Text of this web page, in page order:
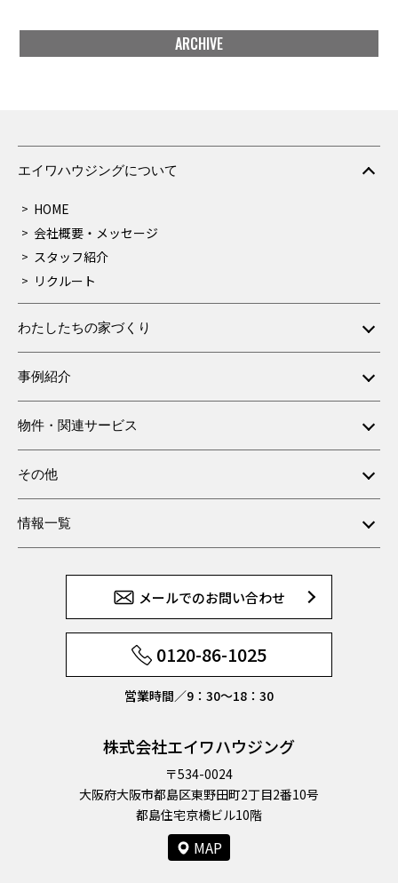
ARCHIVE
エイワハウジングについて
HOME
会社概要・メッセージ
スタッフ紹介
リクルート
わたしたちの家づくり
事例紹介
物件・関連サービス
その他
情報一覧
メールでのお問い合わせ
0120-86-1025
営業時間／9：30〜18：30
株式会社エイワハウジング
〒534-0024
大阪府大阪市都島区東野田町2丁目2番10号
都島住宅京橋ビル10階
MAP